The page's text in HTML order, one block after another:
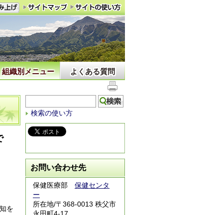
組織別メニュー よくある質問
を
検索の使い方
お問い合わせ先
保健医療部 保健センタ
ー
所在地/〒368-0013 秩父市